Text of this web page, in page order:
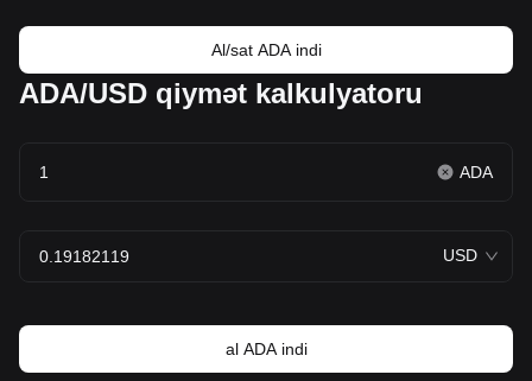
Al/sat ADA indi
ADA/USD qiymət kalkulyatoru
ADA
USD
al ADA indi